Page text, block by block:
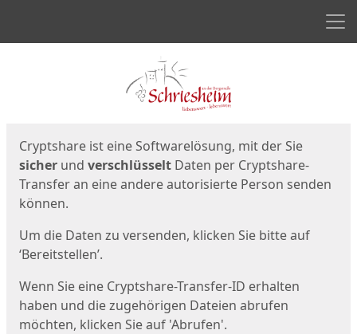
Cryptshare ist eine Softwarelösung, mit der Sie
sicher und verschlüsselt Daten per Cryptshare-
Transfer an eine andere autorisierte Person senden
können.
Um die Daten zu versenden, klicken Sie bitte auf
‘Bereitstellen’.
Wenn Sie eine Cryptshare-Transfer-ID erhalten
haben und die zugehörigen Dateien abrufen
möchten, klicken Sie auf 'Abrufen'.